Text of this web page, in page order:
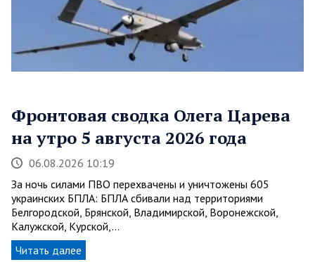
Фронтовая сводка Олега Царева
на утро 5 августа 2026 года
06.08.2026 10:19
За ночь силами ПВО перехвачены и уничтожены 605
украинских БПЛА: БПЛА сбивали над территориями
Белгородской, Брянской, Владимирской, Воронежской,
Калужской, Курской,…
Читать далее